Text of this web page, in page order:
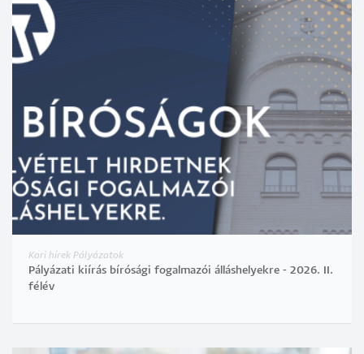
Kari hírek Pályázatok
Pályázati kiírás bírósági fogalmazói álláshelyekre - 2026. II.
félév